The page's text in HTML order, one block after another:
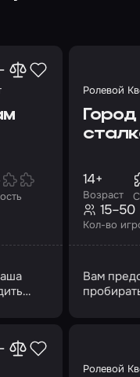
Ролевой
Город
Возраст
14+
Кол-во
15–50
Вам
Ролевой